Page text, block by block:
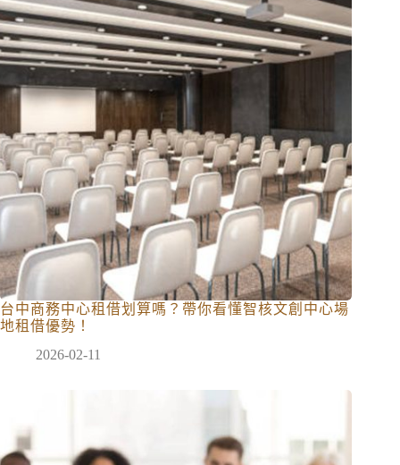
台中商務中心租借划算嗎？帶你看懂智核文創中心場
地租借優勢！
2026-02-11